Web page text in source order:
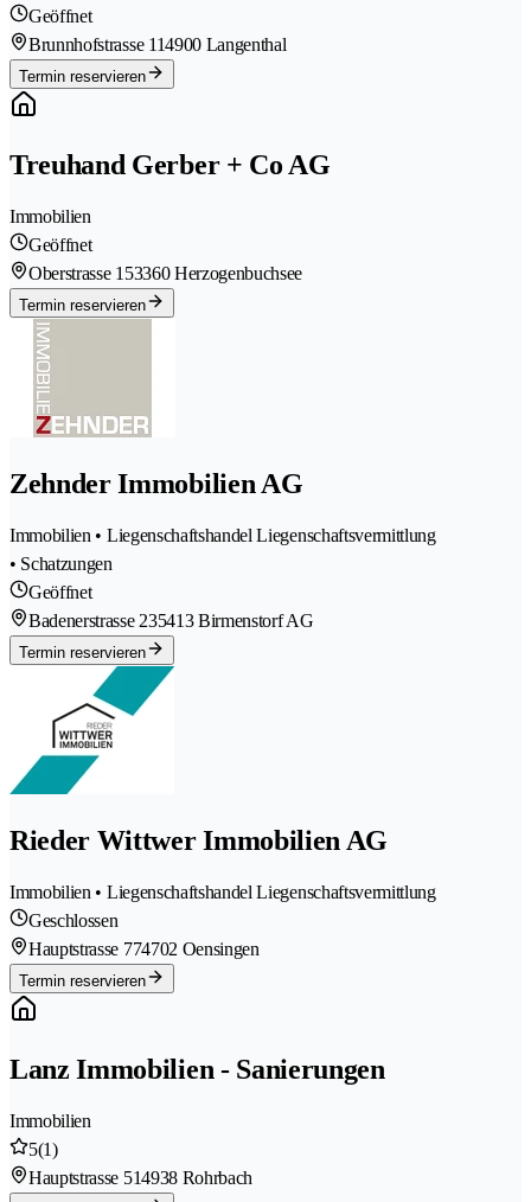
Geöffnet
Brunnhofstrasse 114900 Langenthal
Termin reservieren
Treuhand Gerber + Co AG
Immobilien
Geöffnet
Oberstrasse 153360 Herzogenbuchsee
Termin reservieren
Zehnder Immobilien AG
Immobilien • Liegenschaftshandel Liegenschaftsvermittlung
• Schatzungen
Geöffnet
Badenerstrasse 235413 Birmenstorf AG
Termin reservieren
Rieder Wittwer Immobilien AG
Immobilien • Liegenschaftshandel Liegenschaftsvermittlung
Geschlossen
Hauptstrasse 774702 Oensingen
Termin reservieren
Lanz Immobilien - Sanierungen
Immobilien
5(1)
Hauptstrasse 514938 Rohrbach